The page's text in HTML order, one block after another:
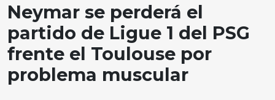
Neymar se perderá el
partido de Ligue 1 del PSG
frente el Toulouse por
problema muscular